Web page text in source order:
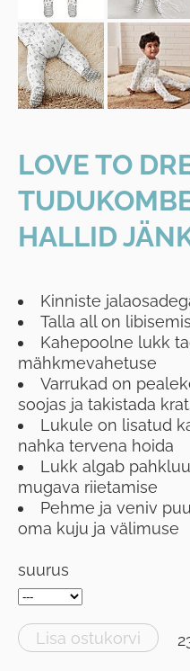
LOVE TO
HALLID
Kinniste
Talla all on
Kahepoolne lukk
mähkmevahetuse
Varrukad on
soojas ja takistada
Lukule on lisatud
nahka tervena hoida
Lukk algab
mugava riietamise
Pehme ja veniv
oma kuju ja välimuse
suurus
Lisa ostukorvi